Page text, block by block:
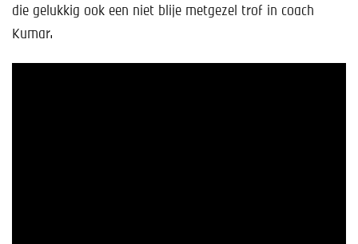
die gelukkig ook een niet blije metgezel trof in coach
Kumar.